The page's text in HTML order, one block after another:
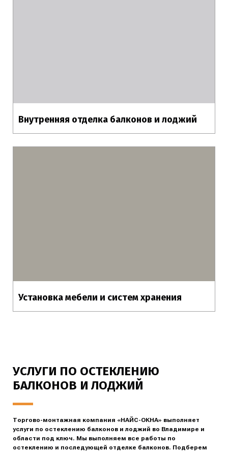
Внутренняя отделка балконов и лоджий
Установка мебели и систем хранения
УСЛУГИ ПО ОСТЕКЛЕНИЮ
БАЛКОНОВ И ЛОДЖИЙ
Торгово-монтажная компания «НАЙС-ОКНА» выполняет
услуги по остеклению балконов и лоджий во Владимире и
области под ключ. Мы выполняем все работы по
остеклению и последующей отделке балконов. Подберем